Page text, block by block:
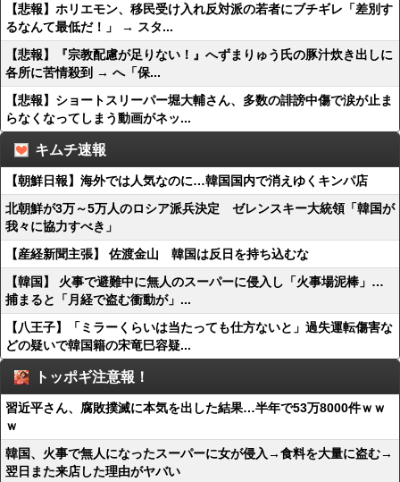
【悲報】ホリエモン、移民受け入れ反対派の若者にブチギレ「差別す
るなんて最低だ！」 → スタ...
【悲報】『宗教配慮が足りない！』へずまりゅう氏の豚汁炊き出しに
各所に苦情殺到 → へ「保...
【悲報】ショートスリーパー堀大輔さん、多数の誹謗中傷で涙が止ま
らなくなってしまう動画がネッ...
キムチ速報
【朝鮮日報】海外では人気なのに…韓国国内で消えゆくキンパ店
北朝鮮が3万～5万人のロシア派兵決定 ゼレンスキー大統領「韓国が
我々に協力すべき」
【産経新聞主張】 佐渡金山 韓国は反日を持ち込むな
【韓国】 火事で避難中に無人のスーパーに侵入し「火事場泥棒」…
捕まると「月経で盗む衝動が」...
【八王子】「ミラーくらいは当たっても仕方ないと」過失運転傷害な
どの疑いで韓国籍の宋竜巳容疑...
トッポギ注意報！
習近平さん、腐敗撲滅に本気を出した結果…半年で53万8000件ｗｗ
ｗ
韓国、火事で無人になったスーパーに女が侵入→食料を大量に盗む→
翌日また来店した理由がヤバい